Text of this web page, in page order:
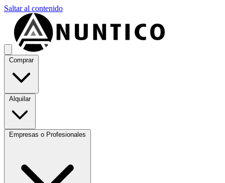
Saltar al contenido
Comprar
Alquilar
Empresas o Profesionales